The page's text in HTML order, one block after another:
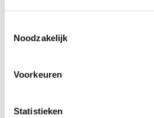
Noodzakelijk
Voorkeuren
Statistieken
Vrijblijvende offerte op
Sport Vlaanderen Hasselt
Stuur een bericht